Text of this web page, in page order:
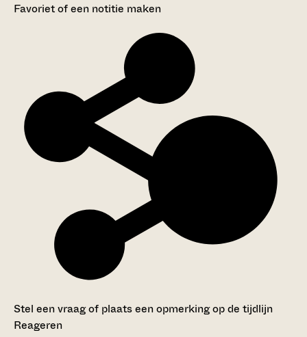
Favoriet of een notitie maken
Stel een vraag of plaats een opmerking op de tijdlijn
Reageren